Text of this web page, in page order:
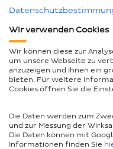
Nachunternehmer
Impressum
Geschlechtergerechte
Barrierefreiheitserklärung
Compliance
Wir verwenden Cookies
Wir können diese zur
um unsere Webseite zu
anzuzeigen und Ihnen ein
bieten. Für weitere
Cookies öffnen Sie die
Die Daten werden zum
und zur Messung der
Die Daten können mit
Informationen finden Sie